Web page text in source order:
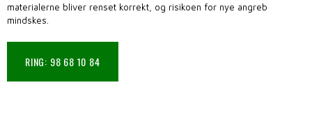
materialerne bliver renset korrekt, og risikoen for nye angreb
mindskes.​
RING: 98 68 10 84